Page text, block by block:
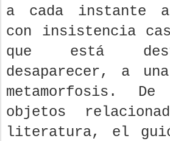
a cada instante
con insistencia
que está
desaparecer, a
metamorfosis.
objetos
literatura, el